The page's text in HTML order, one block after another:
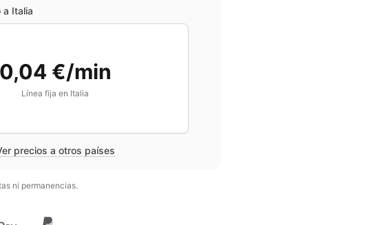
a Italia
0,04 €/min
Línea fija en Italia
precios a otros países
ni permanencias.